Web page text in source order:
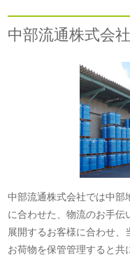
中部流通株式会
中部流通株式会社では中部
に合わせた、物流のお手伝
展開するお客様に合わせ
お荷物を保管管理すると共